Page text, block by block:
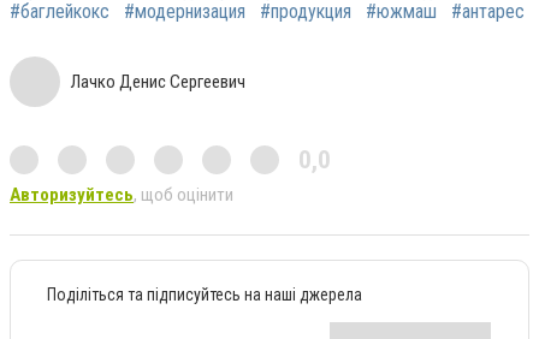
#баглейкокс
#модернизация #продукция #южмаш #антарес
Лачко Денис Сергеевич
0,0
Авторизуйтесь, щоб оцінити
Поділіться та підписуйтесь на наші джерела